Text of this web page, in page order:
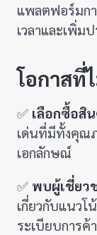
แพลตฟอร์มก
เวลาและเพิ่ม
โอกาสที่
✅ เลือกซื้อสิ
เด่นที่มีทั้งคุณ
เอกลักษณ์
✅ พบผู้เชี่ยว
เกี่ยวกับแนวโ
ระเบียบการค้